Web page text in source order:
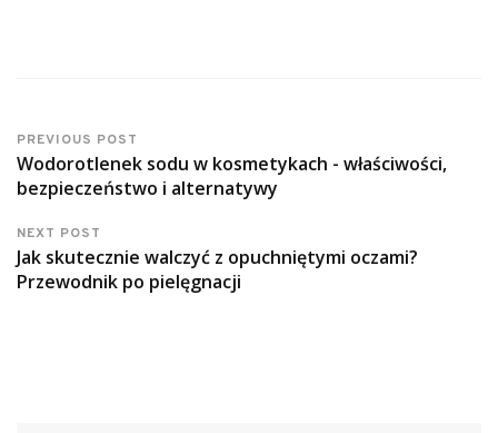
PREVIOUS POST
Wodorotlenek sodu w kosmetykach - właściwości,
bezpieczeństwo i alternatywy
NEXT POST
Jak skutecznie walczyć z opuchniętymi oczami?
Przewodnik po pielęgnacji